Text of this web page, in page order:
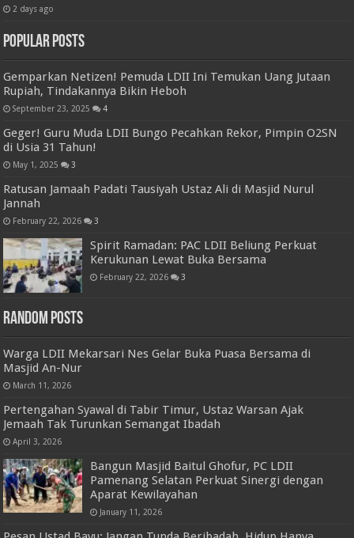
2 days ago
Popular Posts
Gemparkan Netizen! Pemuda LDII Ini Temukan Uang Jutaan
Rupiah, Tindakannya Bikin Heboh
September 23, 2025 4
Geger! Guru Muda LDII Bungo Pecahkan Rekor, Pimpin O2SN
di Usia 31 Tahun!
May 1, 2025 3
Ratusan Jamaah Padati Tausiyah Ustaz Ali di Masjid Nurul
Jannah
February 22, 2026 3
Spirit Ramadan: PAC LDII Beliung Perkuat
Kerukunan Lewat Buka Bersama
February 22, 2026 3
Random Posts
Warga LDII Mekarsari Nes Gelar Buka Puasa Bersama di
Masjid An-Nur
March 11, 2026
Pertengahan Syawal di Tabir Timur, Ustaz Warsan Ajak
Jemaah Tak Turunkan Semangat Ibadah
April 3, 2026
Bangun Masjid Baitul Ghofur, PC LDII
Pamenang Selatan Perkuat Sinergi dengan
Aparat Kewilayahan
January 11, 2026